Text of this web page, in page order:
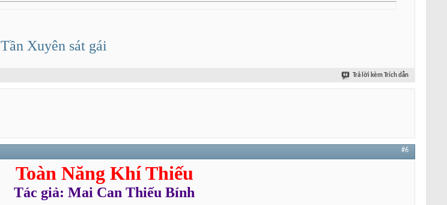
Tần Xuyên sát gái
Trả lời kèm Trích dẫn
#6
Toàn Năng Khí Thiếu
Tác giả: Mai Can Thiếu Bính